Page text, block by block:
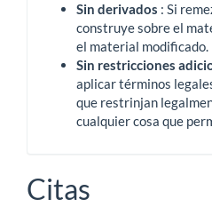
Sin derivados : Si
construye sobre el
el material modificado.
Sin restricciones
aplicar términos
que restrinjan
cualquier cosa que
Citas